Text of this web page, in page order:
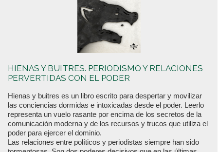
HIENAS Y BUITRES. PERIODISMO Y RELACIONES
PERVERTIDAS CON EL PODER
Hienas y buitres es un libro escrito para despertar y movilizar
las conciencias dormidas e intoxicadas desde el poder. Leerlo
representa un vuelo rasante por encima de los secretos de la
comunicación moderna y de los recursos y trucos que utiliza el
poder para ejercer el dominio.
Las relaciones entre políticos y periodistas siempre han sido